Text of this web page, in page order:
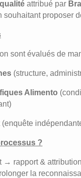
attribué par
proposer
sont évalués de
(structure,
Alimento
(enquête
?
→ rapport &
la